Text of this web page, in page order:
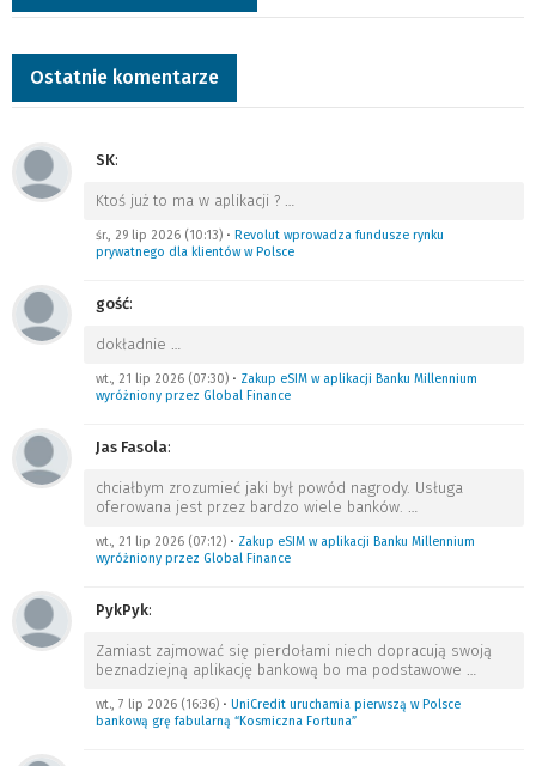
Ostatnie komentarze
SK:
Ktoś już to ma w aplikacji ? …
śr., 29 lip 2026 (10:13) • Revolut wprowadza fundusze rynku
prywatnego dla klientów w Polsce
gość:
dokładnie …
wt., 21 lip 2026 (07:30) • Zakup eSIM w aplikacji Banku Millennium
wyróżniony przez Global Finance
Jas Fasola:
chciałbym zrozumieć jaki był powód nagrody. Usługa
oferowana jest przez bardzo wiele banków. …
wt., 21 lip 2026 (07:12) • Zakup eSIM w aplikacji Banku Millennium
wyróżniony przez Global Finance
PykPyk:
Zamiast zajmować się pierdołami niech dopracują swoją
beznadziejną aplikację bankową bo ma podstawowe …
wt., 7 lip 2026 (16:36) • UniCredit uruchamia pierwszą w Polsce
bankową grę fabularną “Kosmiczna Fortuna”